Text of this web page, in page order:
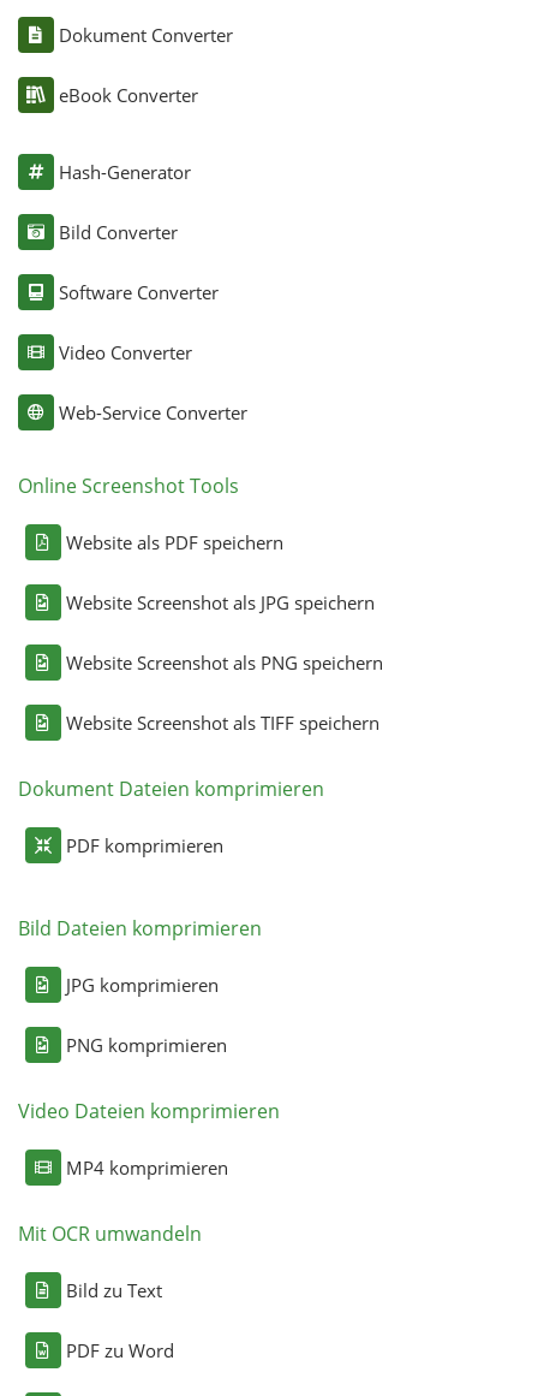
Dokument Converter
eBook Converter
Hash-Generator
Bild Converter
Software Converter
Video Converter
Web-Service Converter
Online Screenshot Tools
Website als PDF speichern
Website Screenshot als JPG speichern
Website Screenshot als PNG speichern
Website Screenshot als TIFF speichern
Dokument Dateien komprimieren
PDF komprimieren
Bild Dateien komprimieren
JPG komprimieren
PNG komprimieren
Video Dateien komprimieren
MP4 komprimieren
Mit OCR umwandeln
Bild zu Text
PDF zu Word